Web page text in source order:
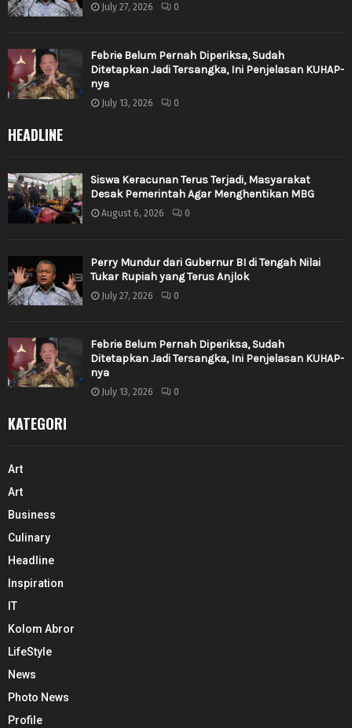
July 27, 2026 0
Febrie Belum Pernah Diperiksa, Sudah
Ditetapkan Jadi Tersangka, Ini Penjelasan KUHAP-
nya
July 13, 2026 0
HEADLINE
Siswa Keracunan Terus Terjadi, Masyarakat
Desak Pemerintah Agar Menghentikan MBG
August 6, 2026 0
Perry Mundur dari Gubernur BI di Tengah Nilai
Tukar Rupiah yang Terus Anjlok
July 27, 2026 0
Febrie Belum Pernah Diperiksa, Sudah
Ditetapkan Jadi Tersangka, Ini Penjelasan KUHAP-
nya
July 13, 2026 0
KATEGORI
Art
Art
Business
Culinary
Headline
Inspiration
IT
Kolom Abror
LifeStyle
News
Photo News
Profile